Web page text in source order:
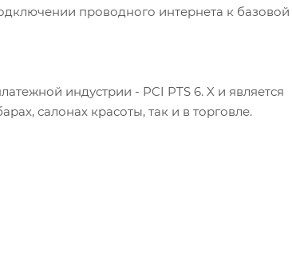
проводного интернета к базовой
индустрии - PCI PTS 6. X и является
салонах красоты, так и в торговле.